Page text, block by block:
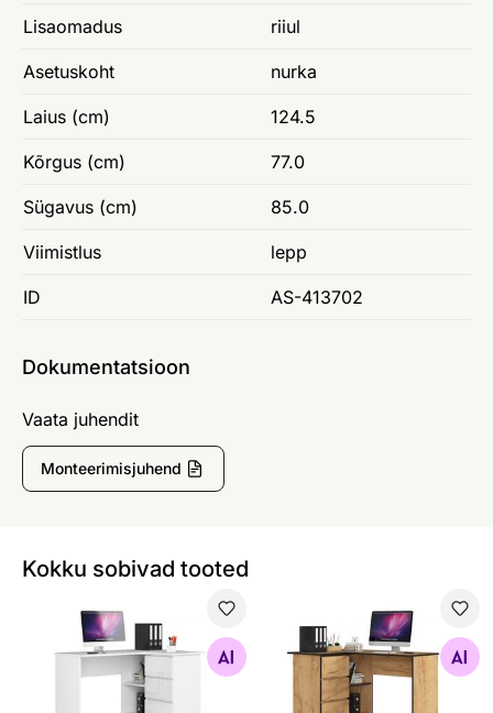
Lisaomadus riiul
Asetuskoht nurka
Laius (cm) 124.5
Kõrgus (cm) 77.0
Sügavus (cm) 85.0
Viimistlus lepp
ID AS-413702
Dokumentatsioon
Vaata juhendit
Monteerimisjuhend
Kokku sobivad tooted
Kirjutuslaud
Otsi sarnaseid
Kirjutuslaud
Otsi sarnaseid